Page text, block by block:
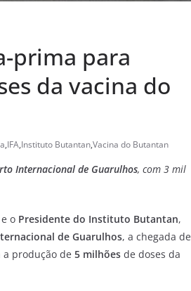
prima para
da vacina do
,IFA,Instituto Butantan,Vacina do Butantan
Internacional de Guarulhos, com 3 mil
o Presidente do Instituto Butantan,
de Guarulhos, a chegada de
a produção de 5 milhões de doses da